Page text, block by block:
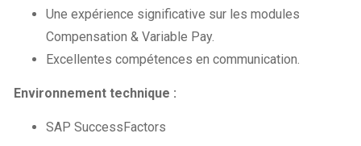
Une expérience significative sur les modules
Compensation & Variable Pay.
Excellentes compétences en communication.
Environnement technique :
SAP SuccessFactors